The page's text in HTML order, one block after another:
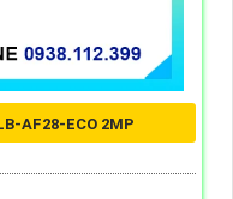
AF28-ECO 2MP